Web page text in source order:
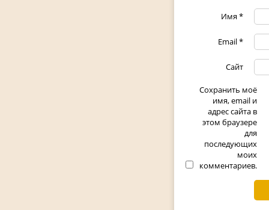
Имя*
Email*
Сайт
Сохранить моё
имя, email и
адрес сайта в
этом браузере
для
последующих
моих
комментариев.